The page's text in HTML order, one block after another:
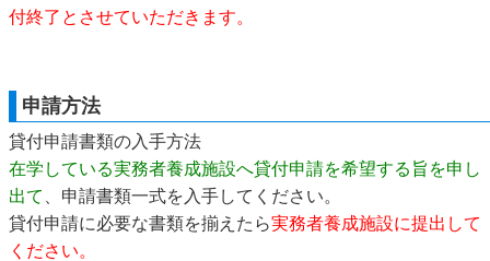
付終了とさせていただきます。
申請方法
貸付申請書類の入手方法
在学している実務者養成施設へ貸付申請を希望する旨を申し
出て
、申請書類一式を入手してください。
貸付申請に必要な書類を揃えたら実務者養成施設に提出して
ください。